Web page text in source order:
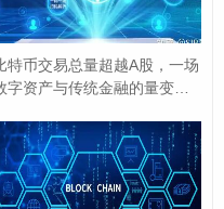
避外汇管制。
面禁止比特币交易的国
用于“恐怖主义融资”和
框架滞后
特币交易总量超越A股，一场
字资产与传统金融的量变启